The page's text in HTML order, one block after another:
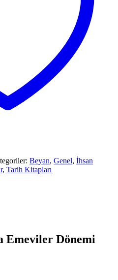
Beyan, Genel, İhsan
, Tarih Kitapları
Emeviler Dönemi